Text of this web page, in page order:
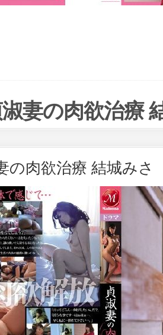
妻の肉欲治療
の肉欲治療 結城みさ